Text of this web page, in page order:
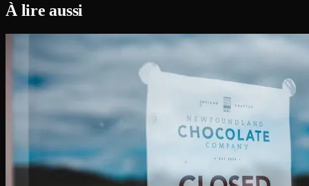
À lire aussi